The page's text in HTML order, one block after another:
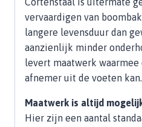
vervaardigen van
langere levensduur dan
aanzienlijk minder
levert maatwerk
afnemer uit de voeten kan.
Maatwerk is altijd
Hier zijn een aantal